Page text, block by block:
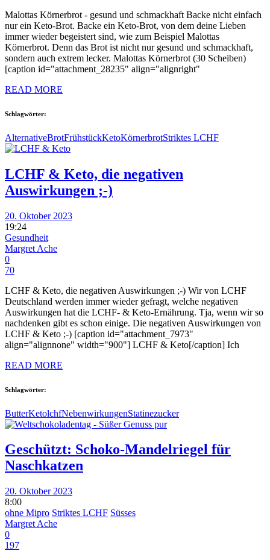
Malottas Körnerbrot - gesund und schmackhaft Backe nicht einfach
nur ein Keto-Brot. Backe ein Keto-Brot, von dem deine Lieben
immer wieder begeistert sind, wie zum Beispiel Malottas
Körnerbrot. Denn das Brot ist nicht nur gesund und schmackhaft,
sondern auch extrem lecker. Malottas Körnerbrot (30 Scheiben)
[caption id="attachment_28235" align="alignright"
READ MORE
Schlagwörter:
AlternativeBrotFrühstückKetoKörnerbrotStriktes LCHF
LCHF & Keto, die negativen
Auswirkungen ;-)
20. Oktober 2023
19:24
Gesundheit
Margret Ache
0
70
LCHF & Keto, die negativen Auswirkungen ;-) Wir von LCHF
Deutschland werden immer wieder gefragt, welche negativen
Auswirkungen hat die LCHF- & Keto-Ernährung. Tja, wenn wir so
nachdenken gibt es schon einige. Die negativen Auswirkungen von
LCHF & Keto ;-) [caption id="attachment_7973"
align="alignnone" width="900"] LCHF & Keto[/caption] Ich
READ MORE
Schlagwörter:
ButterKetolchfNebenwirkungenStatinezucker
Geschützt: Schoko-Mandelriegel für
Naschkatzen
20. Oktober 2023
8:00
ohne Mipro Striktes LCHF Süsses
Margret Ache
0
197